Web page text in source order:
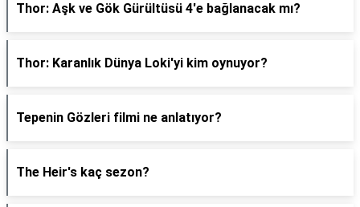
Thor: Aşk ve Gök Gürültüsü 4'e bağlanacak mı?
Thor: Karanlık Dünya Loki'yi kim oynuyor?
Tepenin Gözleri filmi ne anlatıyor?
The Heir's kaç sezon?